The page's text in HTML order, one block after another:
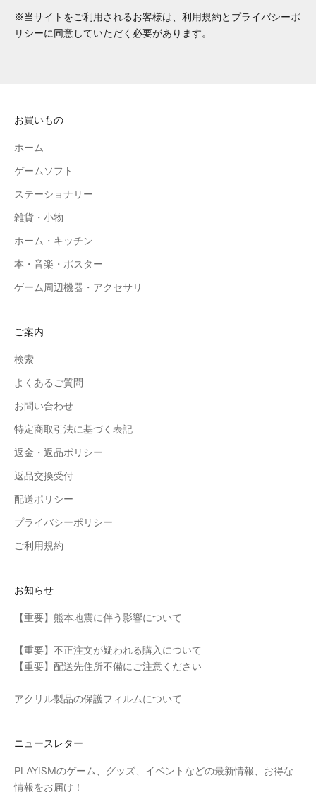
※当サイトをご利用されるお客様は、 利用規約と プライバシーポ
リシーに同意していただく必要があります。
お買いもの
ホーム
ゲームソフト
ステーショナリー
雑貨・小物
ホーム・キッチン
本・音楽・ポスター
ゲーム周辺機器・アクセサリ
ご案内
検索
よくあるご質問
お問い合わせ
特定商取引法に基づく表記
返金・返品ポリシー
返品交換受付
配送ポリシー
プライバシーポリシー
ご利用規約
お知らせ
【重要】熊本地震に伴う影響について
【重要】不正注文が疑われる購入について
【重要】配送先住所不備にご注意ください
アクリル製品の保護フィルムについて
ニュースレター
PLAYISMのゲーム、グッズ、イベントなどの最新情報、お得な
情報をお届け！